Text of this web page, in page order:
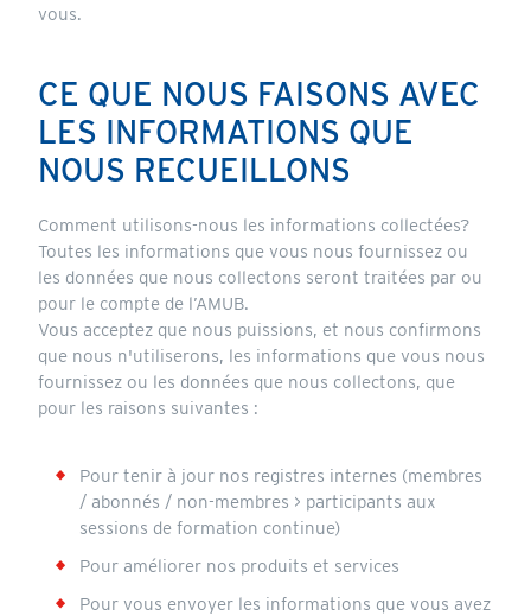
vous.
CE QUE NOUS FAISONS AVEC
LES INFORMATIONS QUE
NOUS RECUEILLONS
Comment utilisons-nous les informations collectées?
Toutes les informations que vous nous fournissez ou
les données que nous collectons seront traitées par ou
pour le compte de l’AMUB.
Vous acceptez que nous puissions, et nous confirmons
que nous n'utiliserons, les informations que vous nous
fournissez ou les données que nous collectons, que
pour les raisons suivantes :
Pour tenir à jour nos registres internes (membres
/ abonnés / non-membres > participants aux
sessions de formation continue)
Pour améliorer nos produits et services
Pour vous envoyer les informations que vous avez